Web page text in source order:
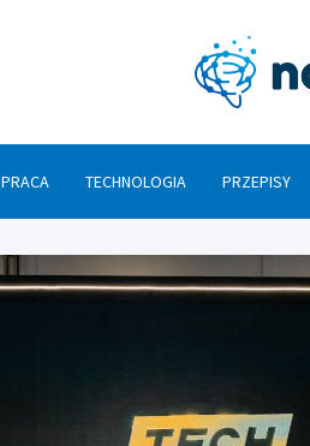
PRACA TECHNOLOGIA PRZEPISY